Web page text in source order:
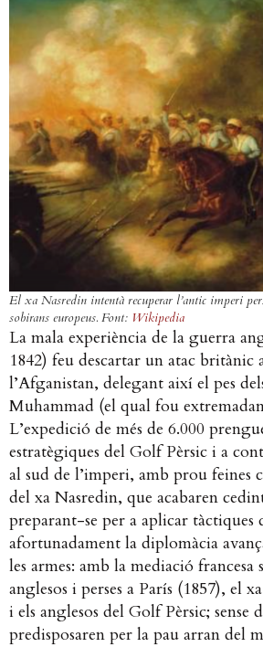
El xa Nasredin intentà recuperar l’antic imperi
sobirans europeus. Font: Wikipedia
La mala experiència de la guerra
1842) feu descartar un atac britànic
l’Afganistan, delegant així el pes
Muhammad (el qual fou
L’expedició de més de 6.000
estratègiques del Golf Pèrsic i a
al sud de l’imperi, amb prou feines
del xa Nasredin, que acabaren
preparant-se per a aplicar tàctiques
afortunadament la diplomàcia
les armes: amb la mediació francesa
anglesos i perses a París (1857), el
i els anglesos del Golf Pèrsic; sense
predisposaren per la pau arran del